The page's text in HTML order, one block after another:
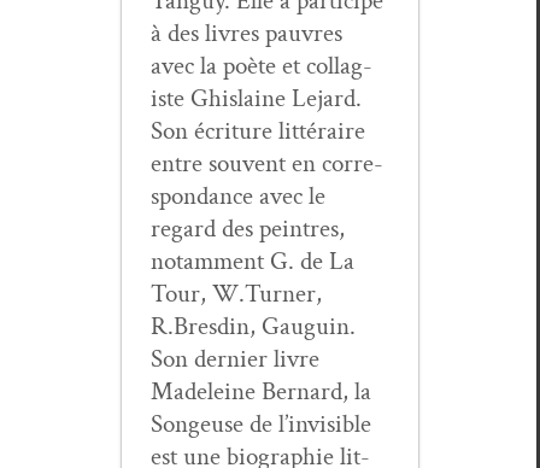
à des livres pau­vres
avec la poète et col­lag­
iste Ghis­laine Lejard.
Son écri­t­ure lit­téraire
entre sou­vent en cor­re­
spon­dance avec le
regard des pein­tres,
notam­ment G. de La
Tour, W.Turner,
R.Bresdin, Gau­guin.
Son dernier livre
Madeleine Bernard, la
Songeuse de l’invisible
est une biogra­phie lit­